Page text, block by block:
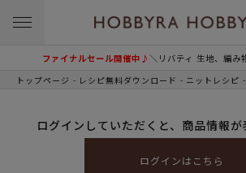
ファイナルセール開催中♪＼リバティ 生地、編み
トップページ レシピ無料ダウンロード ニットレシピ
ログインしていただくと、商品情報が
ログインはこちら